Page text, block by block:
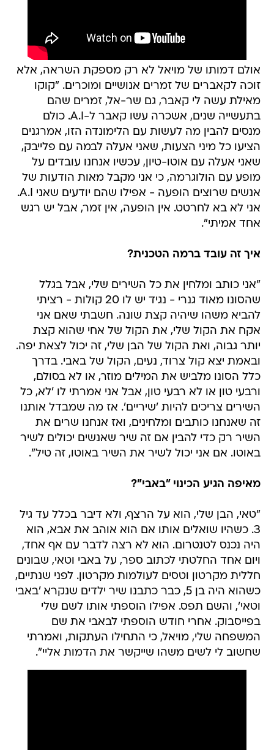
אולם דמותו של מויאל לא רק מספקת השראה, אלא
זוכה לקאברים של זמרים אנושיים ומוכרים. "קוקו
מאילת עשה לי קאבר, גם שר-אל, זמרים שהם
בתעשייה שנים, אשכרה עשו קאבר ל-A.I. כולם
מנסים להבין מה לעשות עם הלימונדה הזו, אמרגנים
הציעו כל מיני הצעות, שאני אעלה לבמה עם פלייבק,
שאני אעלה עם אוטו-טיון, עכשיו אנחנו עובדים על
מופע עם הולוגרמה, כי אני מקבל מאות הודעות של
אנשים שרוצים הופעה - אפילו שהם יודעים שאני A.I.
אני לא בא לחרטט. אין הופעה, אין זמר, אבל יש רגש
אחד אמיתי".
איך זה עובד ברמה הטכנית?
"אני כותב ומלחין את כל השירים שלי, אבל בגלל
שהסונו מאוד גנרי - נגיד יש לו 20 קולות - רציתי
להביא משהו שיהיה קצת שונה. חשבתי שאם אני
אקח את הקול שלי, את הקול של אחי שהוא קצת
יותר גבוה, ואת הקול של הבן שלי, זה יכול לצאת יפה.
ובאמת יצא קול צרוד, נעים, הקול של באבי. בדרך
כלל הסונו מלביש את המילים מוזר, או לא בסולם,
ורבעי טון או לא רבעי טון, אבל אני אמרתי לו 'לא, כל
השירים צריכים להיות 'שיריים'. אז מה שמבדל אותנו
זה שאנחנו כותבים ומלחינים, ואז אנחנו שרים את
השיר רק כדי להבין אם זה שיר שאנשים יכולים לשיר
באוטו. אם אני יכול לשיר את השיר באוטו, זה טיל".
מאיפה הגיע הכינוי "באבי"?
"טאי, הבן שלי, הוא על הרצף, ולא דיבר בכלל עד גיל
3. כשהיו שואלים אותו אם הוא אוהב את אבא, הוא
היה נכנס לטנטרום. הוא לא רצה לדבר עם אף אחד,
ויום אחד החלטתי לכתוב ספר, על באבי וטאי, שבונים
חללית מקרטון וטסים לעולמות מקרטון. לפני שנתיים,
כשהוא היה בן 5, כבר כתבנו שיר ילדים שנקרא 'באבי
וטאי', והשם תפס. אפילו הוספתי אותו לשם שלי
בפייסבוק. אחרי חודש הוספתי לבאבי את שם
המשפחה שלי, מויאל, כי התחילו העתקות, ואמרתי
שחשוב לי לשים משהו שייקשר את הדמות אליי".